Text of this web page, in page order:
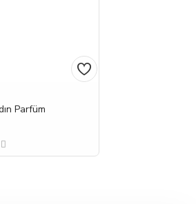
Parfüm